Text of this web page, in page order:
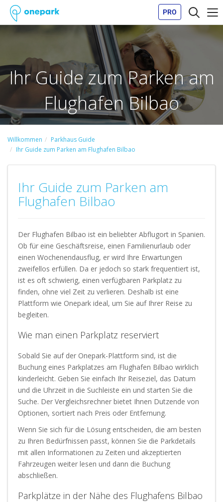
PRO
Ihr Guide zum Parken am
Flughafen Bilbao
Willkommen
Parkhaus Guide
Ihr Guide zum Parken am Flughafen Bilbao
Ihr Guide zum Parken am
Flughafen Bilbao
Der Flughafen Bilbao ist ein beliebter Abflugort in Spanien.
Ob für eine Geschäftsreise, einen Familienurlaub oder
einen Wochenendausflug, er wird Ihre Erwartungen
zweifellos erfüllen. Da er jedoch so stark frequentiert ist,
ist es oft schwierig, einen verfügbaren Parkplatz zu
finden, ohne viel Zeit zu verlieren. Deshalb ist eine
Plattform wie Onepark ideal, um Sie auf Ihrer Reise zu
begleiten.
Wie man einen Parkplatz reserviert
Sobald Sie auf der Onepark-Plattform sind, ist die
Buchung eines Parkplatzes am Flughafen Bilbao wirklich
kinderleicht. Geben Sie einfach Ihr Reiseziel, das Datum
und die Uhrzeit in die Suchleiste ein und starten Sie die
Suche. Der Vergleichsrechner bietet Ihnen Dutzende von
Optionen, sortiert nach Preis oder Entfernung.
Wenn Sie sich für die Lösung entscheiden, die am besten
zu Ihren Bedürfnissen passt, können Sie die Parkdetails
mit allen Informationen zu Zeiten und akzeptierten
Fahrzeugen weiter lesen und dann die Buchung
abschließen.
Parkplätze in der Nähe des Flughafens Bilbao